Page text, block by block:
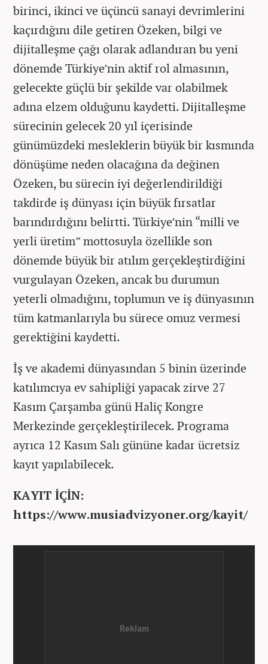
birinci, ikinci ve üçüncü sanayi devrimlerini
kaçırdığını dile getiren Özeken, bilgi ve
dijitalleşme çağı olarak adlandıran bu yeni
dönemde Türkiye’nin aktif rol almasının,
gelecekte güçlü bir şekilde var olabilmek
adına elzem olduğunu kaydetti. Dijitalleşme
sürecinin gelecek 20 yıl içerisinde
günümüzdeki mesleklerin büyük bir kısmında
dönüşüme neden olacağına da değinen
Özeken, bu sürecin iyi değerlendirildiği
takdirde iş dünyası için büyük fırsatlar
barındırdığını belirtti. Türkiye’nin “milli ve
yerli üretim” mottosuyla özellikle son
dönemde büyük bir atılım gerçekleştirdiğini
vurgulayan Özeken, ancak bu durumun
yeterli olmadığını, toplumun ve iş dünyasının
tüm katmanlarıyla bu sürece omuz vermesi
gerektiğini kaydetti.
İş ve akademi dünyasından 5 binin üzerinde
katılımcıya ev sahipliği yapacak zirve 27
Kasım Çarşamba günü Haliç Kongre
Merkezinde gerçekleştirilecek. Programa
ayrıca 12 Kasım Salı gününe kadar ücretsiz
kayıt yapılabilecek.
KAYIT İÇİN:
https://www.musiadvizyoner.org/kayit/